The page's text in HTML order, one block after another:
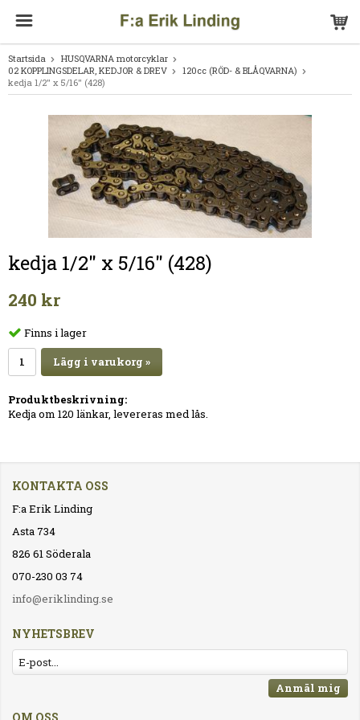
Startsida
HUSQVARNA motorcyklar
02 KOPPLINGSDELAR, KEDJOR & DREV
120cc (RÖD- & BLÅQVARNA)
kedja 1/2" x 5/16" (428)
kedja 1/2" x 5/16" (428)
240 kr
Finns i lager
Lägg i varukorg »
Produktbeskrivning:
Kedja om 120 länkar, levereras med lås.
KONTAKTA OSS
F:a Erik Linding
Asta 734
826 61 Söderala
070-230 03 74
info@eriklinding.se
NYHETSBREV
Anmäl mig